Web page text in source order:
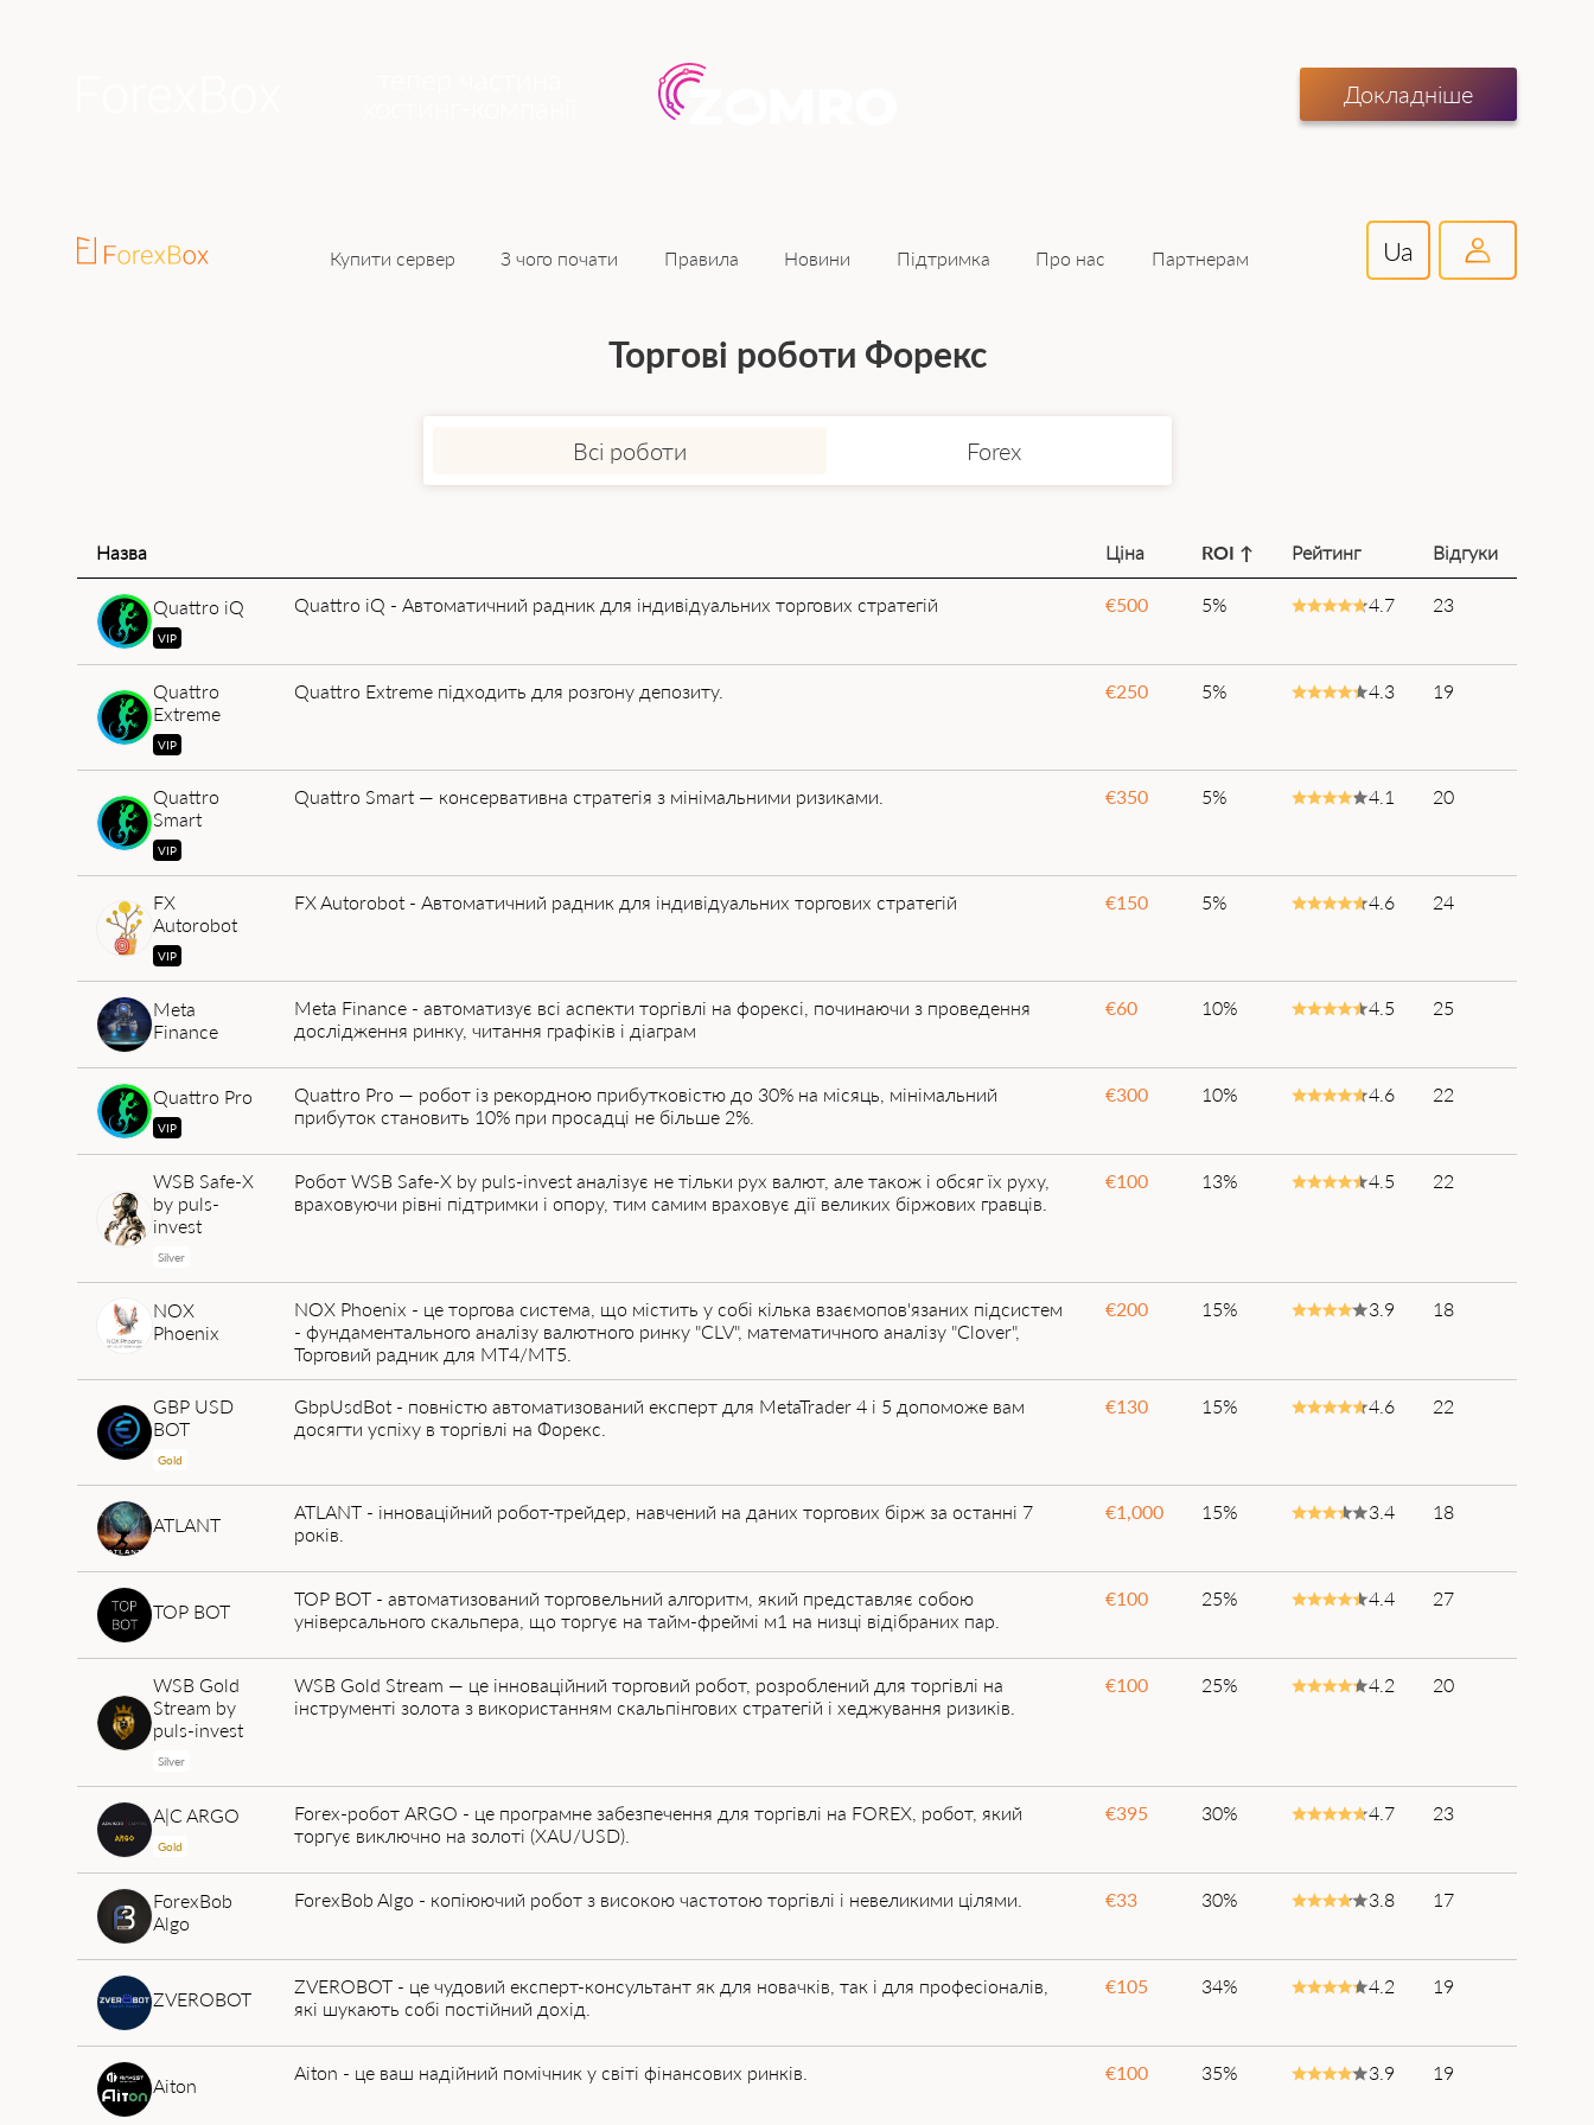
Докладніше
Купити сервер З чого почати Правила Новини Підтримка Про нас Партнерам Ua
Торгові роботи Форекс
Всі роботи Forex
Назва Ціна ROI ↑ Рейтинг Відгуки
Quattro iQ
VIP
Quattro iQ - Автоматичний радник для індивідуальних торгових стратегій €500 5% 4.7 23
Quattro
Extreme
VIP
Quattro Extreme підходить для розгону депозиту. €250 5% 4.3 19
Quattro
Smart
VIP
Quattro Smart — консервативна стратегія з мінімальними ризиками. €350 5% 4.1 20
FX
Autorobot
VIP
FX Autorobot - Автоматичний радник для індивідуальних торгових стратегій €150 5% 4.6 24
Meta
Finance
Meta Finance - автоматизує всі аспекти торгівлі на форексі, починаючи з проведення
дослідження ринку, читання графіків і діаграм
€60 10% 4.5 25
Quattro Pro
VIP
Quattro Pro — робот із рекордною прибутковістю до 30% на місяць, мінімальний
прибуток становить 10% при просадці не більше 2%.
€300 10% 4.6 22
WSB Safe-X
by puls-
invest
Silver
Робот WSB Safe-X by puls-invest аналізує не тільки рух валют, але також і обсяг їх руху,
враховуючи рівні підтримки і опору, тим самим враховує дії великих біржових гравців.
€100 13% 4.5 22
NOX
Phoenix
NOX Phoenix - це торгова система, що містить у собі кілька взаємопов'язаних підсистем
- фундаментального аналізу валютного ринку "CLV", математичного аналізу "Clover",
Торговий радник для MT4/MT5.
€200 15% 3.9 18
GBP USD
BOT
Gold
GbpUsdBot - повністю автоматизований експерт для MetaTrader 4 і 5 допоможе вам
досягти успіху в торгівлі на Форекс.
€130 15% 4.6 22
ATLANT
ATLANT - інноваційний робот-трейдер, навчений на даних торгових бірж за останні 7
років.
€1,000 15% 3.4 18
TOP BOT
TOP BOT - автоматизований торговельний алгоритм, який представляє собою
універсального скальпера, що торгує на тайм-фреймі м1 на низці відібраних пар.
€100 25% 4.4 27
WSB Gold
Stream by
puls-invest
Silver
WSB Gold Stream — це інноваційний торговий робот, розроблений для торгівлі на
інструменті золота з використанням скальпінгових стратегій і хеджування ризиків.
€100 25% 4.2 20
A|C ARGO
Gold
Forex-робот ARGO - це програмне забезпечення для торгівлі на FOREX, робот, який
торгує виключно на золоті (XAU/USD).
€395 30% 4.7 23
ForexBob
Algo
ForexBob Algo - копіюючий робот з високою частотою торгівлі і невеликими цілями. €33 30% 3.8 17
ZVEROBOT
ZVEROBOT - це чудовий експерт-консультант як для новачків, так і для професіоналів,
які шукають собі постійний дохід.
€105 34% 4.2 19
Aiton
Aiton - це ваш надійний помічник у світі фінансових ринків. €100 35% 3.9 19